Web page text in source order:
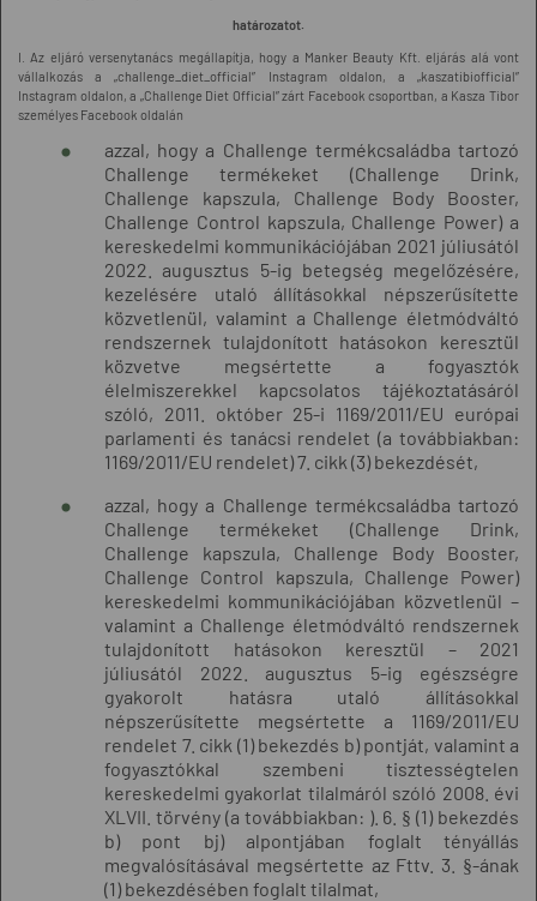
határozatot.
I. Az eljáró versenytanács megállapítja, hogy a Manker Beauty Kft. eljárás alá vont
vállalkozás a „challenge_diet_official” Instagram oldalon, a „kaszatibiofficial”
Instagram oldalon, a „Challenge Diet Official” zárt Facebook csoportban, a Kasza Tibor
személyes Facebook oldalán
azzal, hogy a Challenge termékcsaládba tartozó
Challenge termékeket (Challenge Drink,
Challenge kapszula, Challenge Body Booster,
Challenge Control kapszula, Challenge Power) a
kereskedelmi kommunikációjában 2021 júliusától
2022. augusztus 5-ig betegség megelőzésére,
kezelésére utaló állításokkal népszerűsítette
közvetlenül, valamint a Challenge életmódváltó
rendszernek tulajdonított hatásokon keresztül
közvetve megsértette a fogyasztók
élelmiszerekkel kapcsolatos tájékoztatásáról
szóló, 2011. október 25-i 1169/2011/EU európai
parlamenti és tanácsi rendelet (a továbbiakban:
1169/2011/EU rendelet) 7. cikk (3) bekezdését,
azzal, hogy a Challenge termékcsaládba tartozó
Challenge termékeket (Challenge Drink,
Challenge kapszula, Challenge Body Booster,
Challenge Control kapszula, Challenge Power)
kereskedelmi kommunikációjában közvetlenül –
valamint a Challenge életmódváltó rendszernek
tulajdonított hatásokon keresztül – 2021
júliusától 2022. augusztus 5-ig egészségre
gyakorolt hatásra utaló állításokkal
népszerűsítette megsértette a 1169/2011/EU
rendelet 7. cikk (1) bekezdés b) pontját, valamint a
fogyasztókkal szembeni tisztességtelen
kereskedelmi gyakorlat tilalmáról szóló 2008. évi
XLVII. törvény (a továbbiakban: ). 6. § (1) bekezdés
b) pont bj) alpontjában foglalt tényállás
megvalósításával megsértette az Fttv. 3. §-ának
(1) bekezdésében foglalt tilalmat,